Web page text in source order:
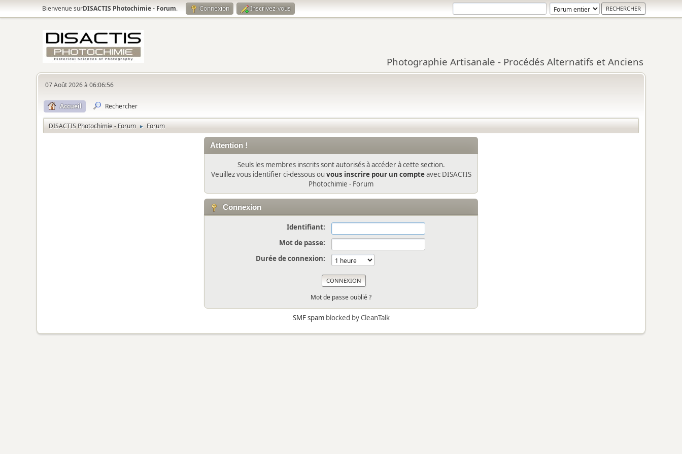
Bienvenue surDISACTIS Photochimie - Forum. Connexion Inscrivez-vous
Photographie Artisanale - Procédés Alternatifs et Anciens
07 Août 2026 à 06:06:56
Accueil Rechercher
DISACTIS Photochimie - Forum ► Forum
Attention !
Seuls les membres inscrits sont autorisés à accéder à cette section.
Veuillez vous identifier ci-dessous ou vous inscrire pour un compteavec DISACTIS
Photochimie - Forum
Connexion
Identifiant:
Mot de passe:
Durée de connexion:
Mot de passe oublié ?
SMF spamblocked by CleanTalk